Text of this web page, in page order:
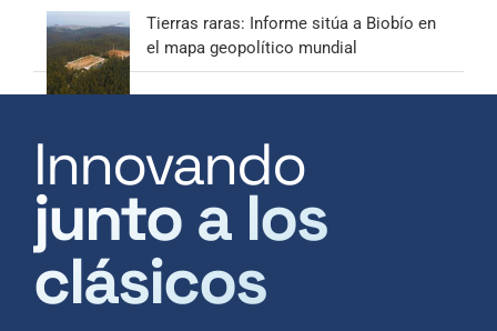
Tierras raras: Informe sitúa a Biobío en
el mapa geopolítico mundial
Innovando
junto a los
clásicos